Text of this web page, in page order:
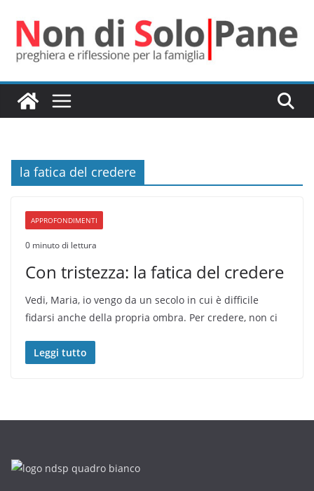
contenuto
la fatica del credere
APPROFONDIMENTI
0 minuto di lettura
Con tristezza: la fatica del credere
Vedi, Maria, io vengo da un secolo in cui è difficile
fidarsi anche della propria ombra. Per credere, non ci
Leggi tutto